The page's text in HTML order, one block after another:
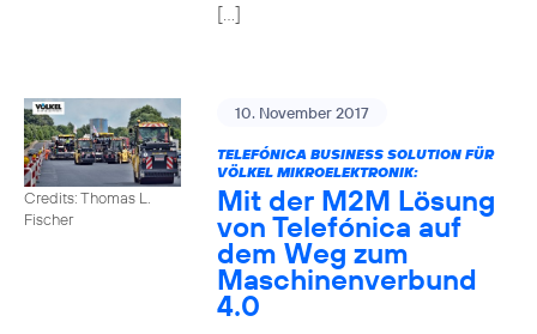
[…]
Credits: Thomas L.
Fischer
10. November 2017
TELEFÓNICA BUSINESS SOLUTION FÜR
VÖLKEL MIKROELEKTRONIK:
Mit der M2M Lösung
von Telefónica auf
dem Weg zum
Maschinenverbund
4.0